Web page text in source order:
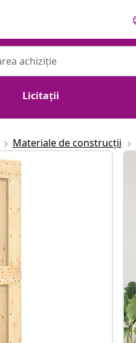
Licitații
Materiale de construcții